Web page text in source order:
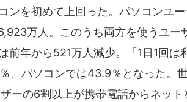
ンを初めて上回った。パソコンユー
万人。このうち両方を使うユー
前年から521万人減少。「1日1回は
、パソコンでは43.9％となった。
ーの6割以上が携帯電話からネット